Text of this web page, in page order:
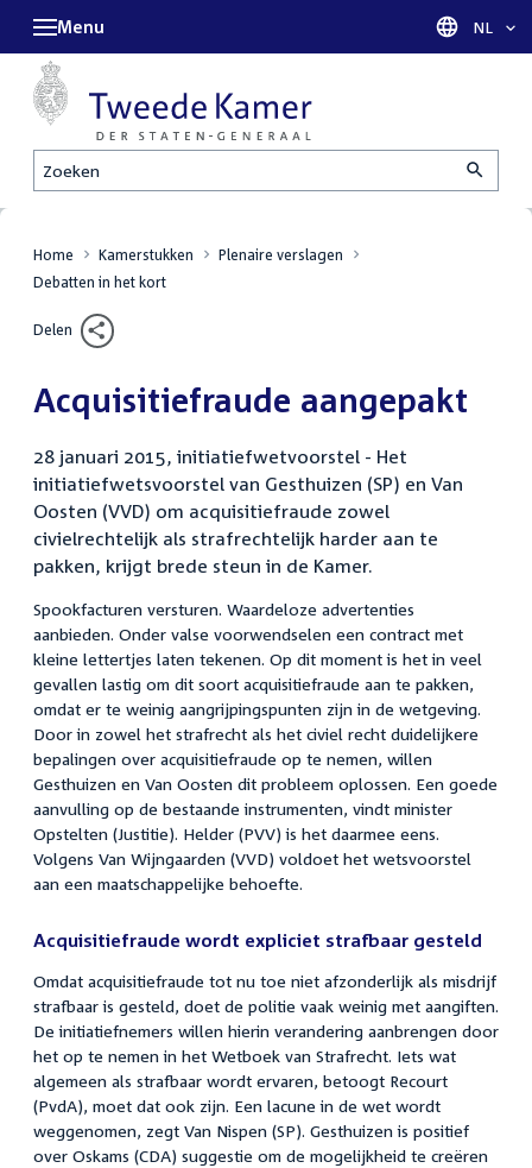
Zoeken
Menu Taal
NL
Home Kamerstukken
Plenaire verslagen
Debatten in het kort
Delen
Acquisitiefraude aangepakt
28 januari 2015, initiatiefwetvoorstel - Het
initiatiefwetsvoorstel van Gesthuizen (SP) en Van
Oosten (VVD) om acquisitiefraude zowel
civielrechtelijk als strafrechtelijk harder aan te
pakken, krijgt brede steun in de Kamer.
Spookfacturen versturen. Waardeloze advertenties
aanbieden. Onder valse voorwendselen een contract met
kleine lettertjes laten tekenen. Op dit moment is het in veel
gevallen lastig om dit soort acquisitiefraude aan te pakken,
omdat er te weinig aangrijpingspunten zijn in de wetgeving.
Door in zowel het strafrecht als het civiel recht duidelijkere
bepalingen over acquisitiefraude op te nemen, willen
Gesthuizen en Van Oosten dit probleem oplossen. Een goede
aanvulling op de bestaande instrumenten, vindt minister
Opstelten (Justitie). Helder (PVV) is het daarmee eens.
Volgens Van Wijngaarden (VVD) voldoet het wetsvoorstel
aan een maatschappelijke behoefte.
Acquisitiefraude wordt expliciet strafbaar gesteld
Omdat acquisitiefraude tot nu toe niet afzonderlijk als misdrijf
strafbaar is gesteld, doet de politie vaak weinig met aangiften.
De initiatiefnemers willen hierin verandering aanbrengen door
het op te nemen in het Wetboek van Strafrecht. Iets wat
algemeen als strafbaar wordt ervaren, betoogt Recourt
(PvdA), moet dat ook zijn. Een lacune in de wet wordt
weggenomen, zegt Van Nispen (SP). Gesthuizen is positief
over Oskams (CDA) suggestie om de mogelijkheid te creëren